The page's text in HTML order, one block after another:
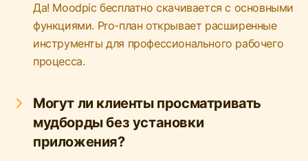
Да! Moodpic бесплатно скачивается с основными
функциями. Pro-план открывает расширенные
инструменты для профессионального рабочего
процесса.
Могут ли клиенты просматривать
мудборды без установки
приложения?